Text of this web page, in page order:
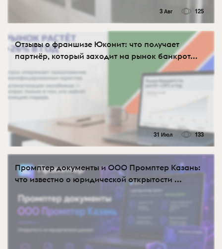
3 Авг 125
Отзывы о франшизе Юконит: что получает
партнёр, который заходит на рынок банкрот...
31 Июл 133
Промптер документы и ООО Промптер Казань:
что известно о юридической открытости ...